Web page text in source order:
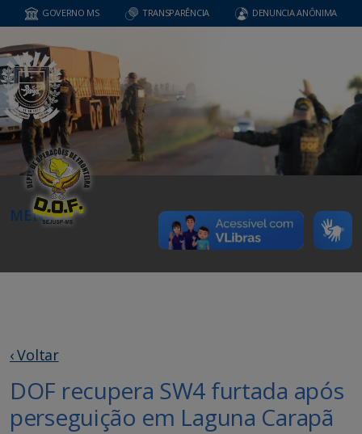
GOVERNO MS TRANSPARÊNCIA DENUNCIA ANÔNIMA
MENU
‹ Voltar
DOF recupera SW4 furtada após
perseguição em Laguna Carapã